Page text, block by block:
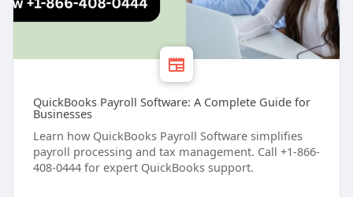
QuickBooks Payroll Software: A Complete Guide for
Businesses
Learn how QuickBooks Payroll Software simplifies
payroll processing and tax management. Call +1-866-
408-0444 for expert QuickBooks support.